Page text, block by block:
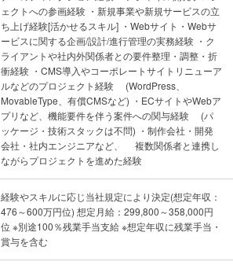
ェクトへの参画経験 ・新規事業や新規サービスの立
ち上げ経験[活かせるスキル] ・Webサイト・Webサ
ービスに関する企画/設計/進行管理の実務経験 ・ク
ライアントや社内外関係者との要件整理・調整・折
衝経験 ・CMS導入やコーポレートサイトリニューア
ルなどのプロジェクト経験 (WordPress、
MovableType、有償CMSなど) ・ECサイトやWebア
プリなど、機能要件を伴う案件への関与経験 (パ
ッケージ・技術スタックは不問) ・制作会社・開発
会社・社内エンジニアなど、 複数関係者と連携し
ながらプロジェクトを進めた経験
経験やスキルに応じ当社規定により決定(想定年収：
476～600万円位) 想定月給：299,800～358,000円
位 ※別途100％残業手当支給 ※想定年収に残業手当・
賞与を含む